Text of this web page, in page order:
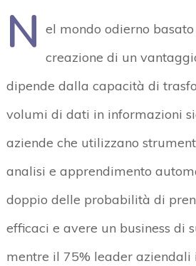
N el mondo odierno
creazione di un
dipende dalla capacità di
volumi di dati in informazioni
aziende che utilizzano
analisi e apprendimento
doppio delle probabilità di
efficaci e avere un business di
mentre il 75% leader aziendali